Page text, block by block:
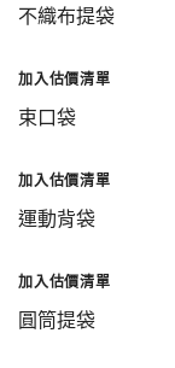
不織布提袋
加入估價清單
束口袋
Hot
加入估價清單
運動背袋
加入估價清單
圓筒提袋